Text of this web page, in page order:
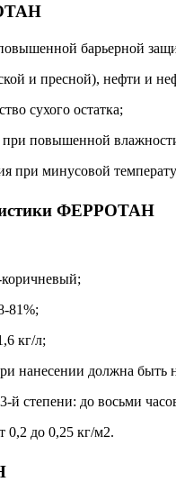
барьерной
и пресной), нефти и
сухого остатка;
при повышенной
при минусовой
ФЕРРОТАН
81%;
кг/л;
нанесении должна
й степени: до восьми
0,2 до 0,25 кг/м2.